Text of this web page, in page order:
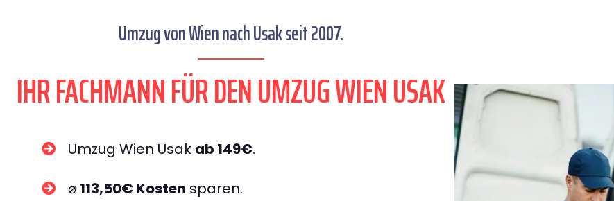
Umzug von Wien nach Usak seit 2007.
IHR FACHMANN FÜR DEN UMZUG WIEN USAK
Umzug Wien Usak ab 149€.
⌀ 113,50€ Kosten sparen.